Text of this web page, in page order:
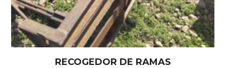
RECOGEDOR DE RAMAS